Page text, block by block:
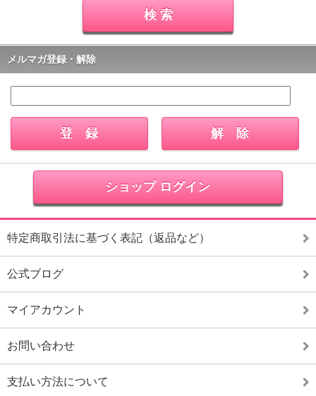
メルマガ登録・解除
ショップ ログイン
特定商取引法に基づく表記（返品など）
公式ブログ
マイアカウント
お問い合わせ
支払い方法について